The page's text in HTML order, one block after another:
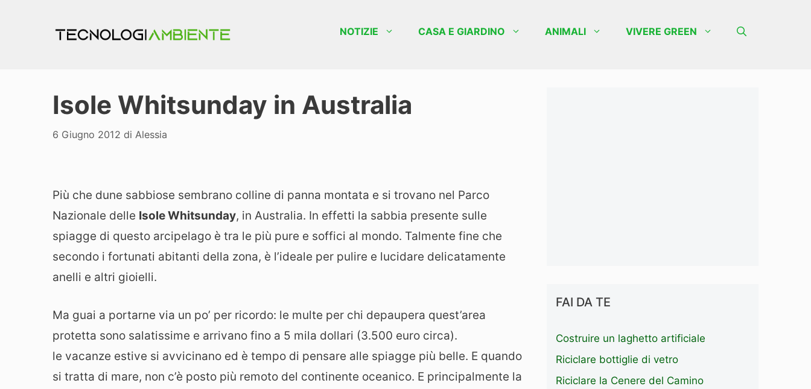
NOTIZIE CASA E GIARDINO ANIMALI VIVERE GREEN
Isole Whitsunday in Australia
6 Giugno 2012 di Alessia
Più che dune sabbiose sembrano colline di panna montata e si trovano nel Parco
Nazionale delle Isole Whitsunday, in Australia. In effetti la sabbia presente sulle
spiagge di questo arcipelago è tra le più pure e soffici al mondo. Talmente fine che
secondo i fortunati abitanti della zona, è l’ideale per pulire e lucidare delicatamente
anelli e altri gioielli.
Ma guai a portarne via un po’ per ricordo: le multe per chi depaupera quest’area
protetta sono salatissime e arrivano fino a 5 mila dollari (3.500 euro circa).
le vacanze estive si avvicinano ed è tempo di pensare alle spiagge più belle. E quando
si tratta di mare, non c’è posto più remoto del continente oceanico. E principalmente la
FAI DA TE
Costruire un laghetto artificiale
Riciclare bottiglie di vetro
Riciclare la Cenere del Camino